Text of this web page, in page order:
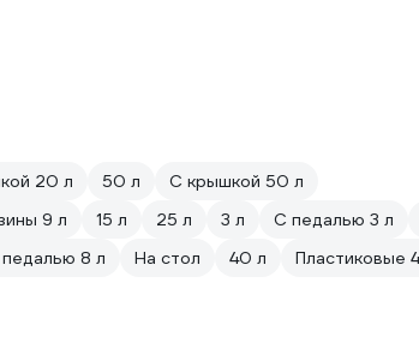
20 л 50 л
С крышкой 50 л
9 л 15 л 25 л 3 л С педалью 3 л
8 л На стол 40 л Пластиковые